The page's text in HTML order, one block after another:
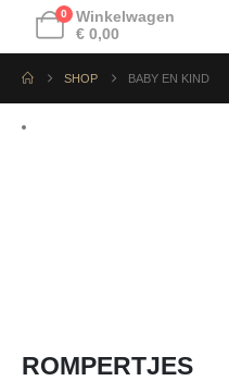
0
Winkelwagen
€ 0,00
SHOP BABY EN KIND
ROMPERTJES